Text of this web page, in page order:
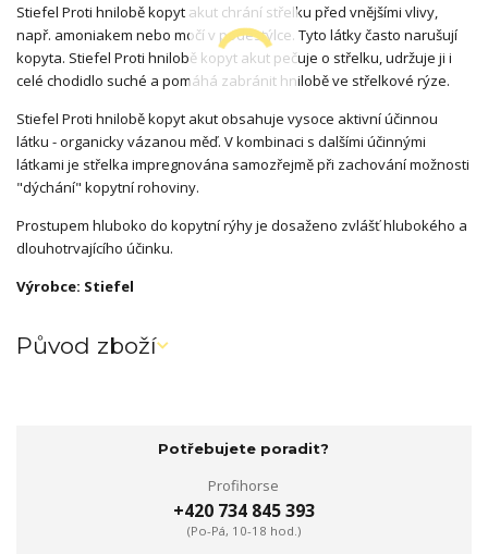
Stiefel Proti hnilobě kopyt akut chrání střelku před vnějšími vlivy,
např. amoniakem nebo močí v podestýlce. Tyto látky často narušují
kopyta. Stiefel Proti hnilobě kopyt akut pečuje o střelku, udržuje ji i
celé chodidlo suché a pomáhá zabránit hnilobě ve střelkové rýze.
Stiefel Proti hnilobě kopyt akut obsahuje vysoce aktivní účinnou
látku - organicky vázanou měď. V kombinaci s dalšími účinnými
látkami je střelka impregnována samozřejmě při zachování možnosti
"dýchání" kopytní rohoviny.
Prostupem hluboko do kopytní rýhy je dosaženo zvlášť hlubokého a
dlouhotrvajícího účinku.
Výrobce: Stiefel
Původ zboží
Potřebujete poradit?
Profihorse
+420 734 845 393
(Po-Pá, 10-18 hod.)